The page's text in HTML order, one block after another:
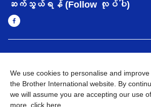
ဆက်သွယ်ရန် (Follow လုပ်ပါ)
အချက်အလက်မူဝါဒ အသုံးပြုမူဝါဒ
Brother Global ဝက်ဆိုဒ်သို့သွားရန်
We use cookies to personalise and
the Brother International website. By
we will assume you are accepting our use
more, click here